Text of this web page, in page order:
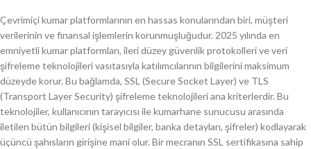
Çevrimiçi kumar platformlarının en hassas konularından biri, müşteri
verilerinin ve finansal işlemlerin korunmuşluğudur. 2025 yılında en
emniyetli kumar platformları, ileri düzey güvenlik protokolleri ve veri
şifreleme teknolojileri vasıtasıyla katılımcılarının bilgilerini maksimum
düzeyde korur. Bu bağlamda, SSL (Secure Socket Layer) ve TLS
(Transport Layer Security) şifreleme teknolojileri ana kriterlerdir. Bu
teknolojiler, kullanıcının tarayıcısı ile kumarhane sunucusu arasında
iletilen bütün bilgileri (kişisel bilgiler, banka detayları, şifreler) kodlayarak
üçüncü şahısların girişine mani olur. Bir mecranın SSL sertifikasına sahip